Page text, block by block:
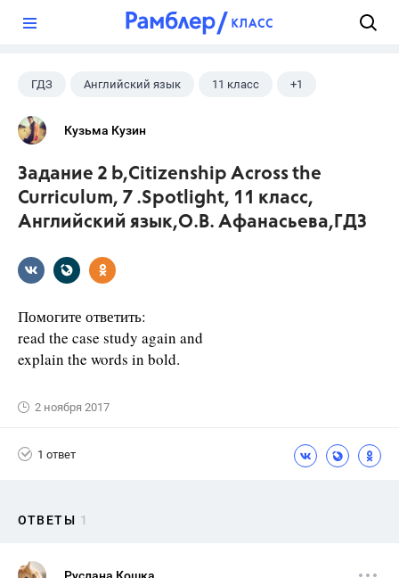
ГДЗ Английский язык 11 класс +1
Афанасьева О. В.
Кузьма Кузин
Задание 2 b,Citizenship Across the
Curriculum, 7 .Spotlight, 11 класс,
Английский язык,О.В. Афанасьева,ГДЗ
Помогите ответить:
read the case study again and
explain the words in bold.
2 ноября 2017
1 ответ
ОТВЕТЫ 1